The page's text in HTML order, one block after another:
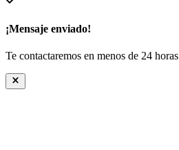
¡Mensaje enviado!
Te contactaremos en menos de 24 horas